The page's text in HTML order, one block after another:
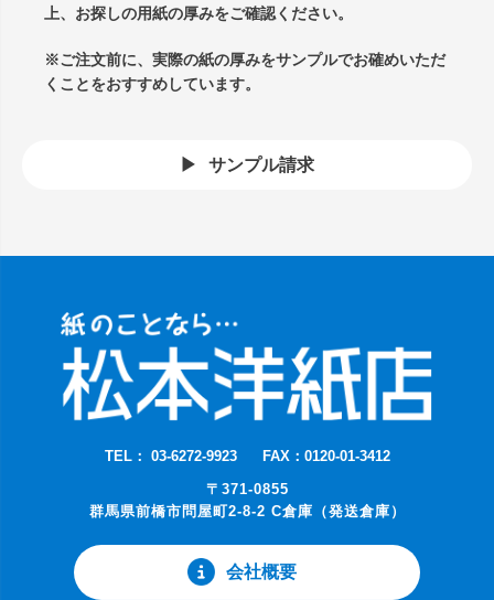
上、お探しの用紙の厚みをご確認ください。
※ご注文前に、実際の紙の厚みをサンプルでお確めいただ
くことをおすすめしています。
サンプル請求
TEL： 03-6272-9923
FAX：0120-01-3412
〒371-0855
群馬県前橋市問屋町2-8-2 C倉庫（発送倉庫）
会社概要